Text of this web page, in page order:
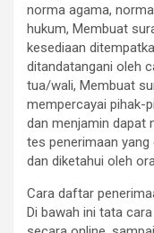
norma agama,
hukum, Membuat
kesediaan
ditandatangani oleh
tua/wali, Membuat
mempercayai pihak-
dan menjamin dapat
tes penerimaan
dan diketahui oleh
Cara daftar
Di bawah ini tata